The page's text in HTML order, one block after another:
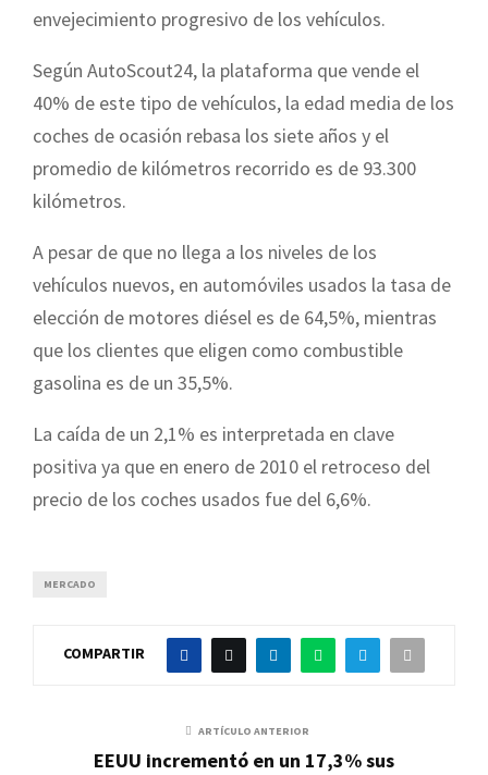
envejecimiento progresivo de los vehículos.
Según AutoScout24, la plataforma que vende el
40% de este tipo de vehículos, la edad media de los
coches de ocasión rebasa los siete años y el
promedio de kilómetros recorrido es de 93.300
kilómetros.
A pesar de que no llega a los niveles de los
vehículos nuevos, en automóviles usados la tasa de
elección de motores diésel es de 64,5%, mientras
que los clientes que eligen como combustible
gasolina es de un 35,5%.
La caída de un 2,1% es interpretada en clave
positiva ya que en enero de 2010 el retroceso del
precio de los coches usados fue del 6,6%.
MERCADO
COMPARTIR
ARTÍCULO ANTERIOR
EEUU incrementó en un 17,3% sus